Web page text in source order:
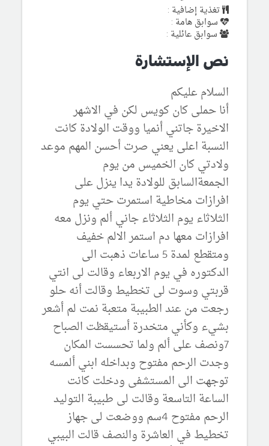
تغذية إضافية :
سوابق هامة :
سوابق عائلية :
نص الإستشارة
السلام عليكم
أنا حملى كان كويس لكن في الاشهر
الاخيرة جاتني أنميا ووقت الولادة كانت
النسبة اعلى يعني صرت أحسن المهم موعد
ولادتي كان الخميس من يوم
الجمعةالسابق للولادة يدا ينزل على
افرازات مخاطية استمرت حتي يوم
الثلاثاء يوم الثلاثاء جاني ألم ونزل معه
افرازات معها دم استمر الالم خفيف
ومتقطع لمدة 5 ساعات ذهبت الى
الدكتوره في يوم الاربعاء وقالت لى انتي
قربتي وسوت لى تخطيط وقالت أنه حلو
رجعت من عند الطبيبة متعبة نمت لم أشعر
بشيء وكأني متخدرة أستيقظت الصباح
7ونصف على ألم ولما تحسست المكان
وجدت الرحم مفتوح وبداخله ابني ألمسه
توجهت الى المستشفى ودخلت كانت
الساعة التاسعة وقالت لى طبيبة التوليد
الرحم مفتوح 4سم ووضعت لى جهاز
تخطيط في العاشرة والنصف قالت البيبي